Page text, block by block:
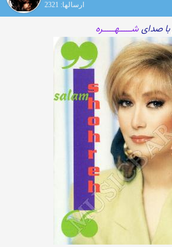
ارسالها: 2321
با صدایشـــــهـــــره